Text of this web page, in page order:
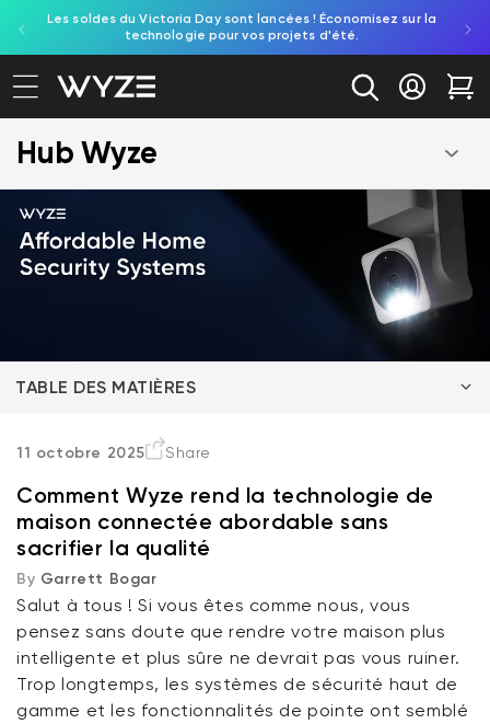
au contenu
d'accessibilité
Les soldes du Victoria Day sont lancées ! Économisez sur la
technologie pour vos projets d'été.
Se
Hub Wyze
TABLE DES MATIÈRES
Combien coûte en général un système de sécurité
pour sa maison ?
Combien coûte le système de sécurité domestique
Wyze ?
Priorité aux dispositifs de sécurité de qualité
En conclusion
11 octobre 2025 Share
Comment Wyze rend la technologie de
maison connectée abordable sans
sacrifier la qualité
By Garrett Bogar
Salut à tous ! Si vous êtes comme nous, vous
pensez sans doute que rendre votre maison plus
intelligente et plus sûre ne devrait pas vous ruiner.
Trop longtemps, les systèmes de sécurité haut de
gamme et les fonctionnalités de pointe ont semblé